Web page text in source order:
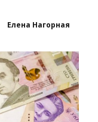
Елена Нагорная